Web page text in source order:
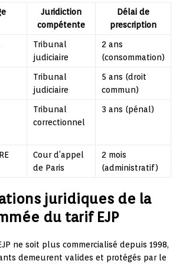
Juridiction
compétente
Délai de
prescription
Tribunal
judiciaire
2 ans
(consommation)
Tribunal
judiciaire
5 ans (droit
commun)
Tribunal
correctionnel
3 ans (pénal)
Cour d’appel
de Paris
2 mois
(administratif)
juridiques de la
du tarif EJP
ne soit plus commercialisé depuis 1998,
demeurent valides et protégés par le